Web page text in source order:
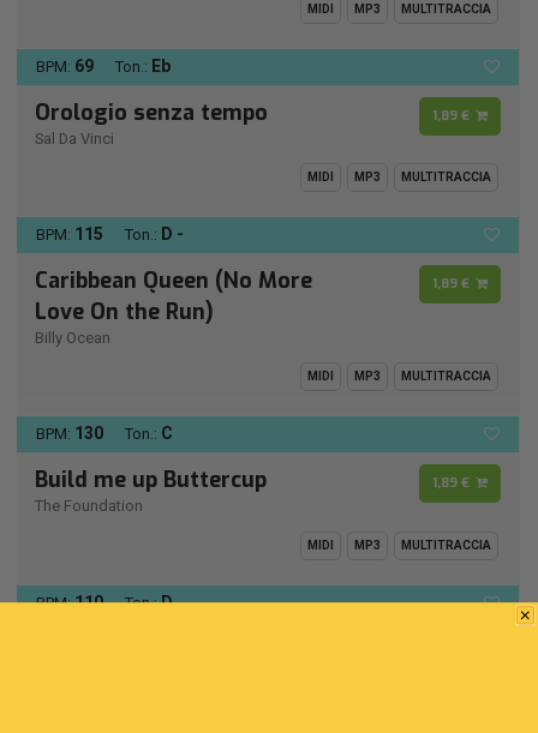
MIDI MP3 MULTITRACCIA
BPM: 69 Ton.: Eb
Orologio senza tempo
Sal Da Vinci
1,89 €
MIDI MP3 MULTITRACCIA
BPM: 115 Ton.: D -
Caribbean Queen (No More
Love On the Run)
Billy Ocean
1,89 €
MIDI MP3 MULTITRACCIA
BPM: 130 Ton.: C
Build me up Buttercup
The Foundation
1,89 €
MIDI MP3 MULTITRACCIA
BPM:110 Ton.:D